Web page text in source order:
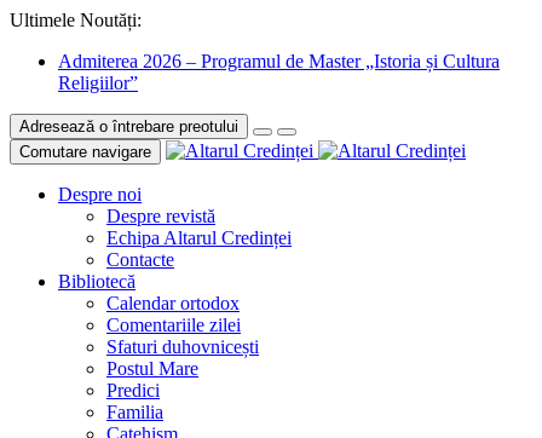
Ultimele Noutăți:
Admiterea 2026 – Programul de Master „Istoria și Cultura
Religiilor”
Adresează o întrebare preotului
Comutare navigare
Despre noi
Despre revistă
Echipa Altarul Credinței
Contacte
Bibliotecă
Calendar ortodox
Comentariile zilei
Sfaturi duhovnicești
Postul Mare
Predici
Familia
Catehism